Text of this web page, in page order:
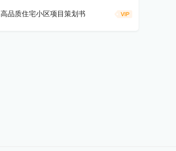
高品质住宅小区项目策划书